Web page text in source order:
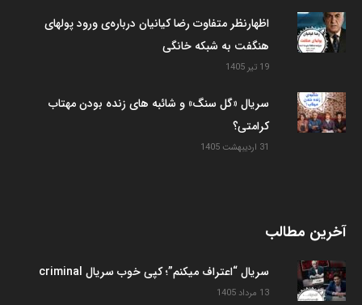
اظهارنظر متفاوت رضا کیانیان درباره‌ی ورود پولهای
هنگفت به شبکه خانگی
19 تیر 1405
سریال «گل سنگ» و شائبه های زنده بودن مهتاب
کرامتی؟
31 اردیبهشت 1405
آخرین مطالب
سریال “اعتراف میکنم”؛ کپی خوب سریال criminal
13 مرداد 1405